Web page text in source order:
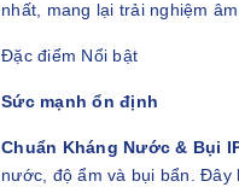
nhất, mang lại trải nghiệm
Đặc điểm Nổi bật
Sức mạnh ổn định
Chuẩn Kháng Nước & Bụi
nước, độ ẩm và bụi bẩn. Đây